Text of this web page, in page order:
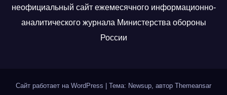
неофициальный сайт ежемесячного информационно-
аналитического журнала Министерства обороны
России
Сайт работает на WordPress | Тема: Newsup, автор Themeansar